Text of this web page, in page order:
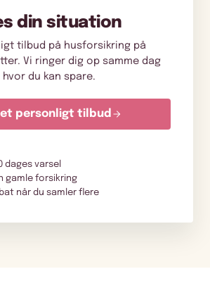
din situation
tilbud på husforsikring på
Vi ringer dig op samme dag
du kan spare.
et personligt tilbud
dages varsel
gamle forsikring
når du samler flere